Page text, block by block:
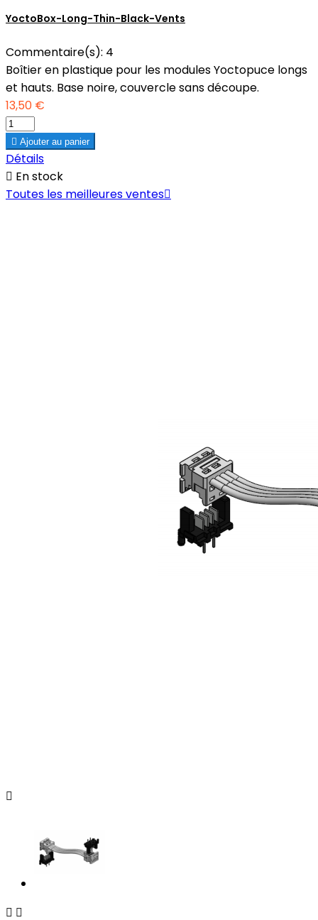
YoctoBox-Long-Thin-Black-Vents
Commentaire(s): 4
Boîtier en plastique pour les modules Yoctopuce longs
et hauts. Base noire, couvercle sans découpe.
13,50 €
 Ajouter au panier
Détails
 En stock
Toutes les meilleures ventes

 